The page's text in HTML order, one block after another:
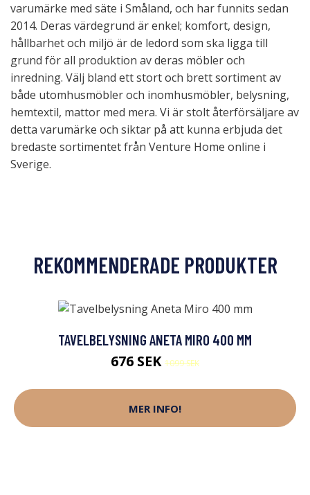
varumärke med säte i Småland, och har funnits sedan
2014. Deras värdegrund är enkel; komfort, design,
hållbarhet och miljö är de ledord som ska ligga till
grund för all produktion av deras möbler och
inredning. Välj bland ett stort och brett sortiment av
både utomhusmöbler och inomhusmöbler, belysning,
hemtextil, mattor med mera. Vi är stolt återförsäljare av
detta varumärke och siktar på att kunna erbjuda det
bredaste sortimentet från Venture Home online i
Sverige.
REKOMMENDERADE PRODUKTER
TAVELBELYSNING ANETA MIRO 400 MM
676 SEK 1099 SEK
MER INFO!